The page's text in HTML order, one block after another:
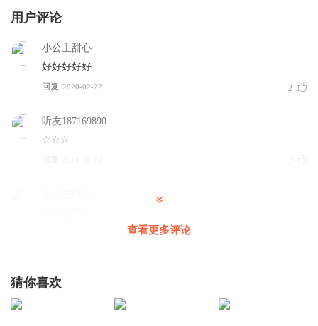
用户评论
小公主甜心
好好好好好
回复 2020-02-22 2
听友187169890
☆☆☆
回复
小公主甜心
查看更多评论
猜你喜欢